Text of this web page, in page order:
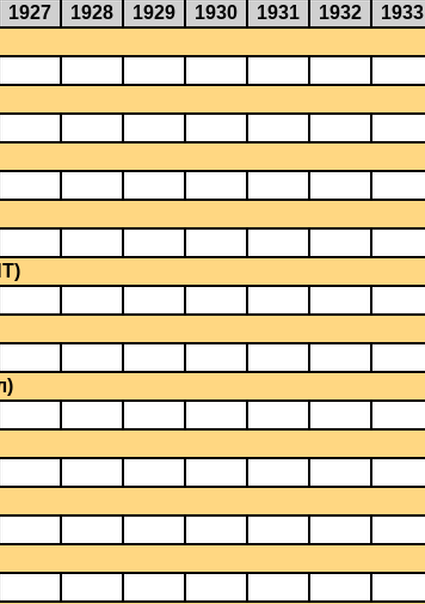
1927 1928 1929 1930 1931 1932 1933